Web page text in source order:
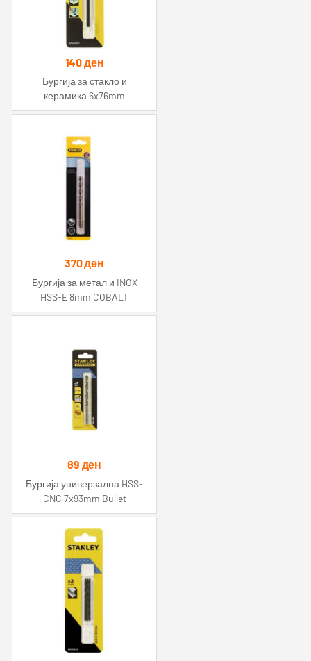
140ден
Бургија за стакло и
керамика 6x76mm
370ден
Бургија за метал и INOX
HSS-E 8mm COBALT
89 ден
Бургија универзална HSS-
CNC 7x93mm Bullet